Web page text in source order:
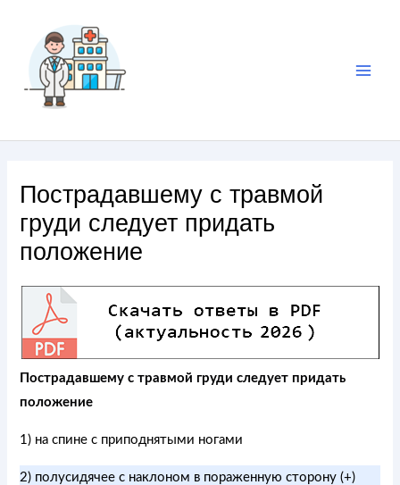
Пострадавшему с травмой
груди следует придать
положение
Пострадавшему с травмой груди следует придать
положение
1) на спине с приподнятыми ногами
2) полусидячее с наклоном в пораженную сторону (+)